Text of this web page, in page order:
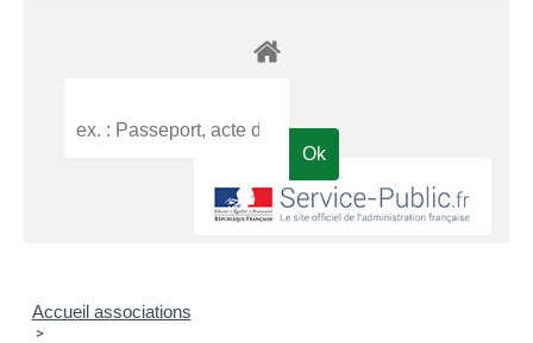
Accueil associations
>